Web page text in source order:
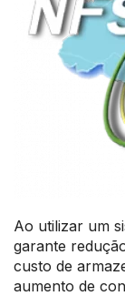
Ao utilizar um
garante
custo de
aumento de